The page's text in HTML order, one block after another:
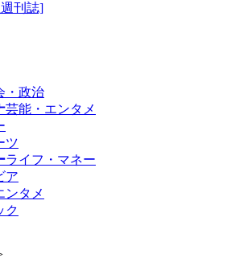
・政治
芸能・エンタメ
ツ
ライフ・マネー
ア
ンタメ
ク